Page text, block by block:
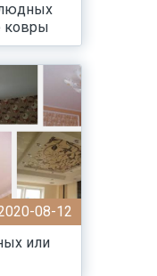
ковры
08-12
или